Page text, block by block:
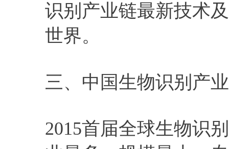
识别产业链最新技术
世界。
三、中国生物识别产
2015首届全球生物识